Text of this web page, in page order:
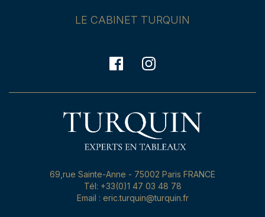
LE CABINET TURQUIN
69,rue Sainte-Anne - 75002 Paris FRANCE
Tél: +33(0)1 47 03 48 78
Email : eric.turquin@turquin.fr